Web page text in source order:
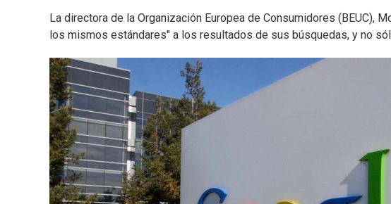
La directora de la Organización Europea de Consumidores (BEUC),
los mismos estándares" a los resultados de sus búsquedas, y no